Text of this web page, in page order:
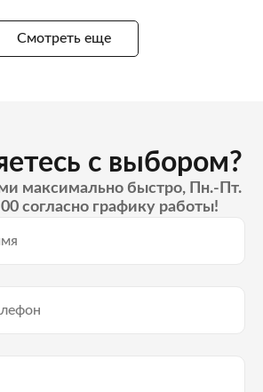
Смотреть еще
с выбором?
максимально быстро, Пн.-Пт.
согласно графику работы!